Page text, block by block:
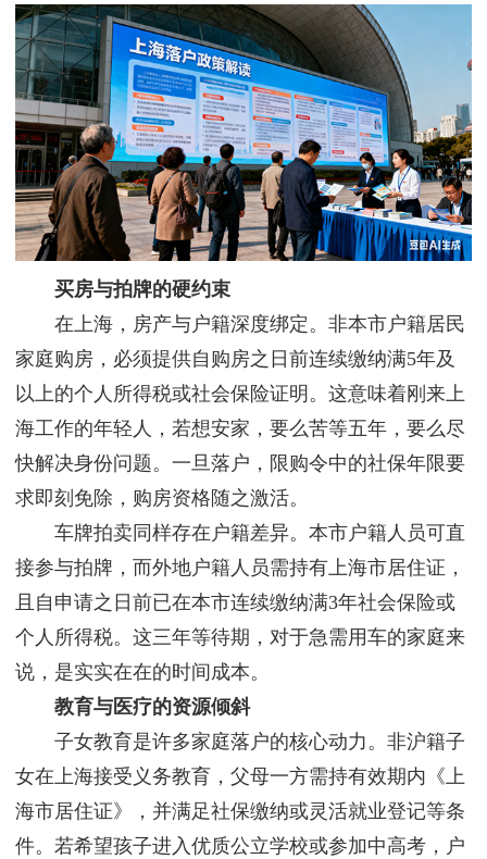
联
系
我
们
买房与拍牌的硬约束
在上海，房产与户籍深度绑定。非本市户籍居民
家庭购房，必须提供自购房之日前连续缴纳满5年及
以上的个人所得税或社会保险证明。这意味着刚来上
海工作的年轻人，若想安家，要么苦等五年，要么尽
快解决身份问题。一旦落户，限购令中的社保年限要
求即刻免除，购房资格随之激活。
车牌拍卖同样存在户籍差异。本市户籍人员可直
接参与拍牌，而外地户籍人员需持有上海市居住证，
且自申请之日前已在本市连续缴纳满3年社会保险或
个人所得税。这三年等待期，对于急需用车的家庭来
说，是实实在在的时间成本。
教育与医疗的资源倾斜
子女教育是许多家庭落户的核心动力。非沪籍子
女在上海接受义务教育，父母一方需持有效期内《上
海市居住证》，并满足社保缴纳或灵活就业登记等条
件。若希望孩子进入优质公立学校或参加中高考，户